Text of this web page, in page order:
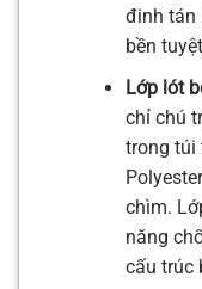
đinh tán
bền
Lớp lót
chỉ chú
trong túi
chìm.
năng
cấu trúc